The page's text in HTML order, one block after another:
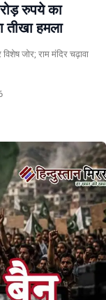
रुपये का
तीखा हमला
जोर; राम मंदिर चढ़ावा